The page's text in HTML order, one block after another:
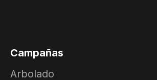
Campañas
Arbolado